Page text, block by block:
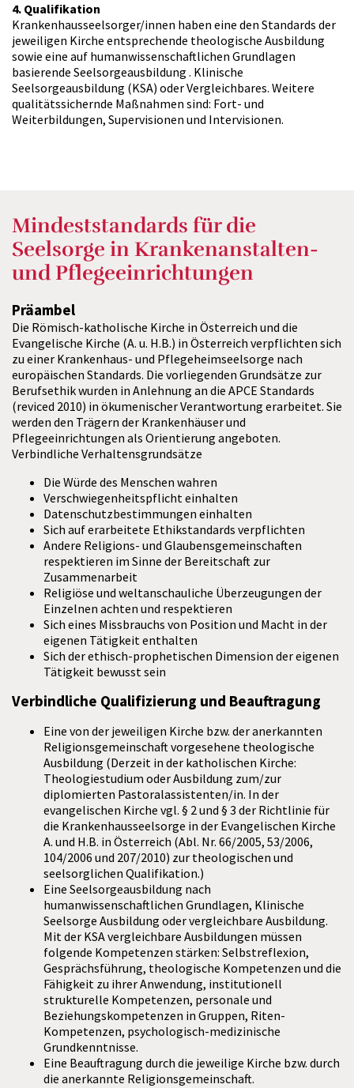
4. Qualifikation
Krankenhausseelsorger/innen haben eine den Standards der
jeweiligen Kirche entsprechende theologische Ausbildung
sowie eine auf humanwissenschaftlichen Grundlagen
basierende Seelsorgeausbildung . Klinische
Seelsorgeausbildung (KSA) oder Vergleichbares. Weitere
qualitätssichernde Maßnahmen sind: Fort- und
Weiterbildungen, Supervisionen und Intervisionen.
Mindeststandards für die
Seelsorge in Krankenanstalten-
und Pflegeeinrichtungen
Präambel
Die Römisch-katholische Kirche in Österreich und die
Evangelische Kirche (A. u. H.B.) in Österreich verpflichten sich
zu einer Krankenhaus- und Pflegeheimseelsorge nach
europäischen Standards. Die vorliegenden Grundsätze zur
Berufsethik wurden in Anlehnung an die APCE Standards
(reviced 2010) in ökumenischer Verantwortung erarbeitet. Sie
werden den Trägern der Krankenhäuser und
Pflegeeinrichtungen als Orientierung angeboten.
Verbindliche Verhaltensgrundsätze
Die Würde des Menschen wahren
Verschwiegenheitspflicht einhalten
Datenschutzbestimmungen einhalten
Sich auf erarbeitete Ethikstandards verpflichten
Andere Religions- und Glaubensgemeinschaften
respektieren im Sinne der Bereitschaft zur
Zusammenarbeit
Religiöse und weltanschauliche Überzeugungen der
Einzelnen achten und respektieren
Sich eines Missbrauchs von Position und Macht in der
eigenen Tätigkeit enthalten
Sich der ethisch-prophetischen Dimension der eigenen
Tätigkeit bewusst sein
Verbindliche Qualifizierung und Beauftragung
Eine von der jeweiligen Kirche bzw. der anerkannten
Religionsgemeinschaft vorgesehene theologische
Ausbildung (Derzeit in der katholischen Kirche:
Theologiestudium oder Ausbildung zum/zur
diplomierten Pastoralassistenten/in. In der
evangelischen Kirche vgl. § 2 und § 3 der Richtlinie für
die Krankenhausseelsorge in der Evangelischen Kirche
A. und H.B. in Österreich (Abl. Nr. 66/2005, 53/2006,
104/2006 und 207/2010) zur theologischen und
seelsorglichen Qualifikation.)
Eine Seelsorgeausbildung nach
humanwissenschaftlichen Grundlagen, Klinische
Seelsorge Ausbildung oder vergleichbare Ausbildung.
Mit der KSA vergleichbare Ausbildungen müssen
folgende Kompetenzen stärken: Selbstreflexion,
Gesprächsführung, theologische Kompetenzen und die
Fähigkeit zu ihrer Anwendung, institutionell
strukturelle Kompetenzen, personale und
Beziehungskompetenzen in Gruppen, Riten-
Kompetenzen, psychologisch-medizinische
Grundkenntnisse.
Eine Beauftragung durch die jeweilige Kirche bzw. durch
die anerkannte Religionsgemeinschaft.